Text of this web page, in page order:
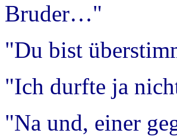
Bruder…"
"Du bist
"Ich durfte ja
"Na und, einer